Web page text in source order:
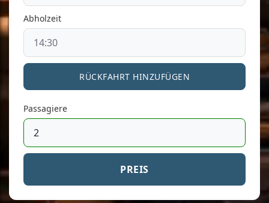
Abholzeit
RÜCKFAHRT HINZUFÜGEN
Passagiere
PREIS